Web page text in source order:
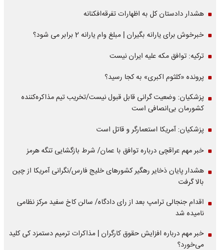
هشدار دادستان کل به اظهارات تفرقه‌افکنانه
خبرخوش برای یارانه بگیران | مبلغ وام یارانه 2 برابر می شود؟
ترکیه: توافق مکه علیه ایران نیست
پرونده «کلثوم اکبری» به کجا رسید؟
پزشکیان: وضعیت گرانی قابل قبول نیست/تخریب تیم مذاکره‌کننده
کشورمان بی‌انصافی است
پزشکیان: آمریکا استعمارگر و قاتل است
خبر مهم عراقچی درباره توافق با عمان/ شرط بازگشایی تنگه هرمز
هشدار پایان ذخایر رهگیر کشورهای خلیج فارس/نگرانی آمریکا از چین
بالا گرفت
اقدام جنجالی ترامپ بعد از رای دادگاه/ سالن کاخ سفید مرکز نظامی
نامیده شد
خبر مهم درباره افزایش حقوق کارگران | مذاکرات ترمیم دستمزد کی کلید
می‌خورد؟